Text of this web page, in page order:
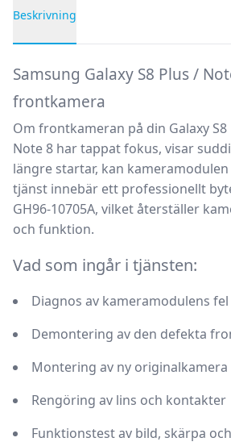
Beskrivning
Samsung Galaxy S8 Plus /
frontkamera
Om frontkameran på din Galaxy S8
Note 8 har tappat fokus, visar
längre startar, kan
tjänst innebär ett professionellt
GH96-10705A, vilket återställer
och funktion.
Vad som ingår i tjänsten:
Diagnos av kameramodulens fel
Demontering av den defekta
Montering av ny originalkamera
Rengöring av lins och kontakter
Funktionstest av bild, skärpa